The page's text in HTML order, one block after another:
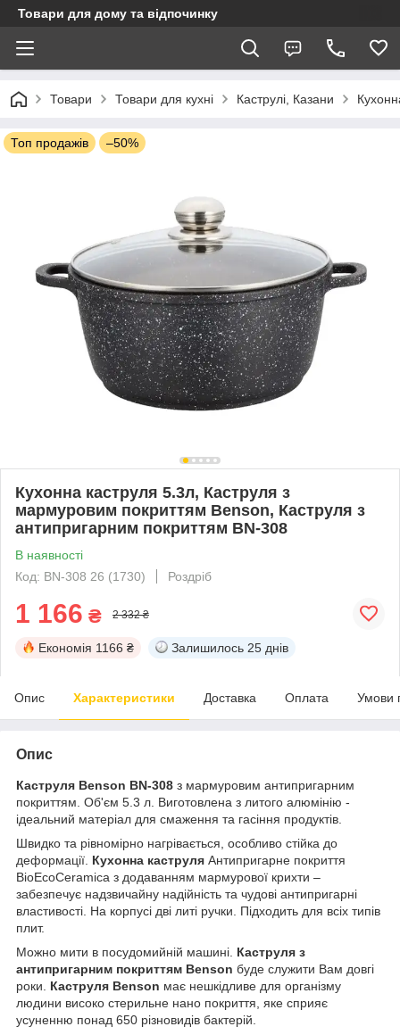
Товари для дому та відпочинку
Товари Товари для кухні Каструлі, Казани
Топ продажів –50%
Кухонна каструля 5.3л, Каструля з
мармуровим покриттям Benson, Каструля з
антипригарним покриттям BN-308
В наявності
Код: BN-308 26 (1730)
Роздріб
1 166 ₴ 2 332 ₴
Економія 1166 ₴ Залишилось 25 днів
Опис Характеристики Доставка Оплата Умови
Опис
Каструля Benson BN-308 з мармуровим антипригарним
покриттям. Об'єм 5.3 л. Виготовлена з литого алюмінію -
ідеальний матеріал для смаження та гасіння продуктів.
Швидко та рівномірно нагрівається, особливо стійка до
деформації. Кухонна каструля Антипригарне покриття
BioEcoCeramica з додаванням мармурової крихти –
забезпечує надзвичайну надійність та чудові антипригарні
властивості. На корпусі дві литі ручки. Підходить для всіх типів
плит.
Можно мити в посудомийній машині. Каструля з
антипригарним покриттям Benson буде служити Вам довгі
роки. Каструля Benson має нешкідливе для організму
людини високо стерильне нано покриття, яке сприяє
усуненню понад 650 різновидів бактерій.